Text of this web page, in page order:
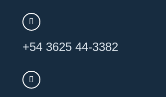
+54 3625 44-3382